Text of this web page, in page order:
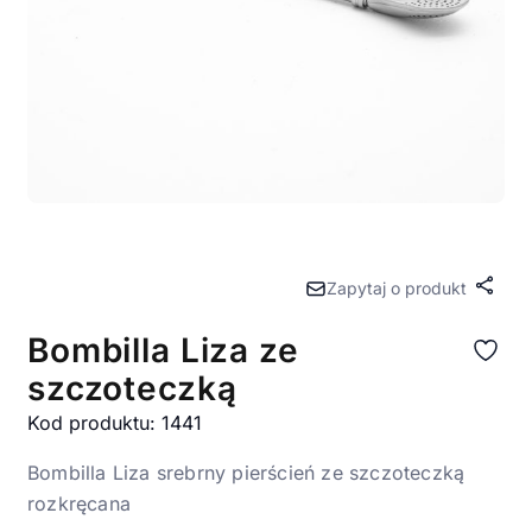
Zapytaj o produkt
Bombilla Liza ze
szczoteczką
Kod produktu: 1441
Bombilla Liza srebrny pierścień ze szczoteczką
rozkręcana